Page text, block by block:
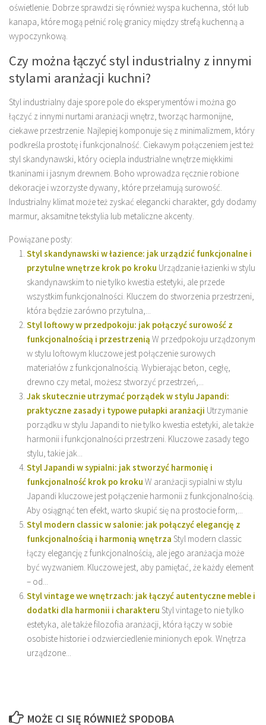
oświetlenie. Dobrze sprawdzi się również wyspa kuchenna, stół lub
kanapa, które mogą pełnić rolę granicy między strefą kuchenną a
wypoczynkową.
Czy można łączyć styl industrialny z innymi
stylami aranżacji kuchni?
Styl industrialny daje spore pole do eksperymentów i można go
łączyć z innymi nurtami aranżacji wnętrz, tworząc harmonijne,
ciekawe przestrzenie. Najlepiej komponuje się z minimalizmem, który
podkreśla prostotę i funkcjonalność. Ciekawym połączeniem jest też
styl skandynawski, który ociepla industrialne wnętrze miękkimi
tkaninami i jasnym drewnem. Boho wprowadza ręcznie robione
dekoracje i wzorzyste dywany, które przełamują surowość.
Industrialny klimat może też zyskać elegancki charakter, gdy dodamy
marmur, aksamitne tekstylia lub metaliczne akcenty.
Powiązane posty:
Styl skandynawski w łazience: jak urządzić funkcjonalne i
przytulne wnętrze krok po kroku Urządzanie łazienki w stylu
skandynawskim to nie tylko kwestia estetyki, ale przede
wszystkim funkcjonalności. Kluczem do stworzenia przestrzeni,
która będzie zarówno przytulna,...
Styl loftowy w przedpokoju: jak połączyć surowość z
funkcjonalnością i przestrzenią W przedpokoju urządzonym
w stylu loftowym kluczowe jest połączenie surowych
materiałów z funkcjonalnością. Wybierając beton, cegłę,
drewno czy metal, możesz stworzyć przestrzeń,...
Jak skutecznie utrzymać porządek w stylu Japandi:
praktyczne zasady i typowe pułapki aranżacji Utrzymanie
porządku w stylu Japandi to nie tylko kwestia estetyki, ale także
harmonii i funkcjonalności przestrzeni. Kluczowe zasady tego
stylu, takie jak...
Styl Japandi w sypialni: jak stworzyć harmonię i
funkcjonalność krok po kroku W aranżacji sypialni w stylu
Japandi kluczowe jest połączenie harmonii z funkcjonalnością.
Aby osiągnąć ten efekt, warto skupić się na prostocie form,...
Styl modern classic w salonie: jak połączyć elegancję z
funkcjonalnością i harmonią wnętrza Styl modern classic
łączy elegancję z funkcjonalnością, ale jego aranżacja może
być wyzwaniem. Kluczowe jest, aby pamiętać, że każdy element
– od...
Styl vintage we wnętrzach: jak łączyć autentyczne meble i
dodatki dla harmonii i charakteru Styl vintage to nie tylko
estetyka, ale także filozofia aranżacji, która łączy w sobie
osobiste historie i odzwierciedlenie minionych epok. Wnętrza
urządzone...
MOŻE CI SIĘ RÓWNIEŻ SPODOBA